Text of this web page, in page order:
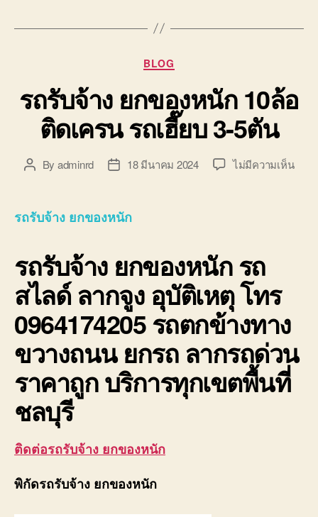
Categories
BLOG
รถรับจ้าง ยกของหนัก 10ล้อ
ติดเครน รถเฮี๊ยบ 3-5ตัน
PostBy adminrd
Post18 มีนาคม 2024 ไม่มีความเห็นบน
5ตัน
รถรับจ้าง ยกของหนัก
รถรับจ้าง ยกของหนักรถ
สไลด์ ลากจูง อุบัติเหตุ โทร
0964174205 รถตกข้างทาง
ขวางถนน ยกรถ ลากรถด่วน
ราคาถูก บริการทุกเขตพื้นที่
ชลบุรี
ติดต่อรถรับจ้าง ยกของหนัก
พิกัดรถรับจ้าง ยกของหนัก